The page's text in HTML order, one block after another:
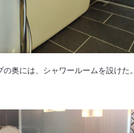
奥には、シャワールームを設けた。